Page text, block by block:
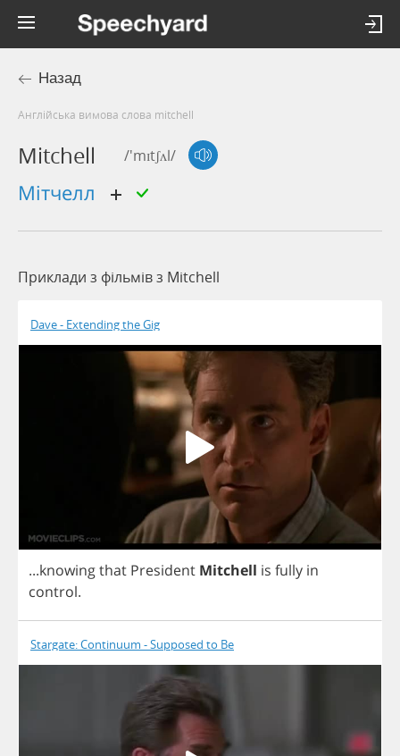
Назад
Англійська вимова слова mitchell
Mitchell /'mɪtʃʌl/
Мітчелл
Приклади з фільмів з Mitchell
Dave - Extending the Gig
...knowingthat President Mitchell is fully in
control.
Stargate: Continuum - Supposed to Be